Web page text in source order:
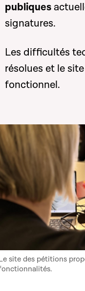
publiques
signatures.
Les difficultés
résolues et le
fonctionnel.
site des pétitions